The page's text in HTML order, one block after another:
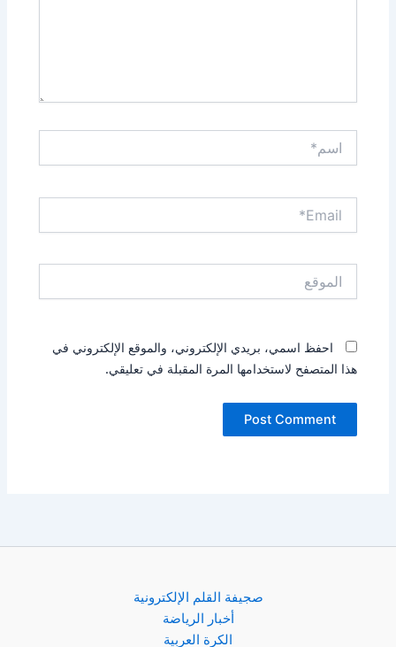
احفظ اسمي، بريدي الإلكتروني، والموقع الإلكتروني في
هذا المتصفح لاستخدامها المرة المقبلة في تعليقي.
صجيفة القلم الإلكترونية
أخبار الرياضة
الكرة العربية